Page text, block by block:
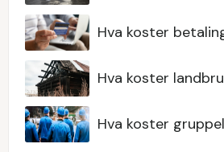
Hva koster
Hva koster
Hva koster